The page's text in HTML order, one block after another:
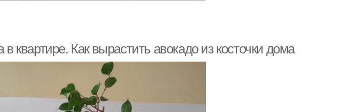
квартире. Как вырастить авокадо из косточки дома